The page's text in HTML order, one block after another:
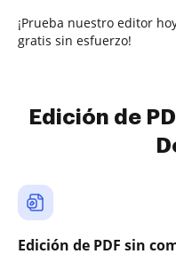
¡Prueba nuestro editor
gratis sin esfuerzo!
Edición de
Edición de PDF sin